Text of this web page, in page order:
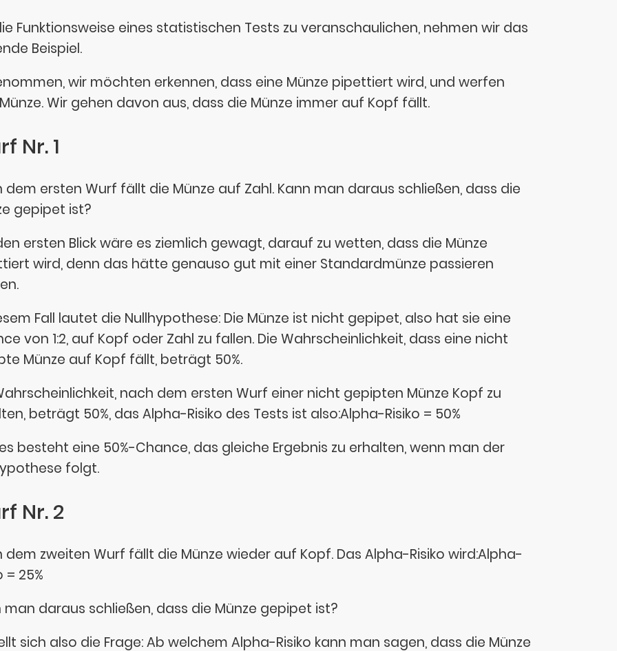
Funktionsweise eines statistischen Tests zu veranschaulichen, nehmen wir das
Beispiel.
wir möchten erkennen, dass eine Münze pipettiert wird, und werfen
Wir gehen davon aus, dass die Münze immer auf Kopf fällt.
Nr. 1
dem ersten Wurf fällt die Münze auf Zahl. Kann man daraus schließen, dass die
gepipet ist?
ersten Blick wäre es ziemlich gewagt, darauf zu wetten, dass die Münze
wird, denn das hätte genauso gut mit einer Standardmünze passieren
Fall lautet die Nullhypothese: Die Münze ist nicht gepipet, also hat sie eine
von 1:2, auf Kopf oder Zahl zu fallen. Die Wahrscheinlichkeit, dass eine nicht
Münze auf Kopf fällt, beträgt 50%.
nach dem ersten Wurf einer nicht gepipten Münze Kopf zu
beträgt 50%, das Alpha-Risiko des Tests ist also:Alpha-Risiko = 50%
es besteht eine 50%-Chance, das gleiche Ergebnis zu erhalten, wenn man der
folgt.
Nr. 2
dem zweiten Wurf fällt die Münze wieder auf Kopf. Das Alpha-Risiko wird:Alpha-
= 25%
man daraus schließen, dass die Münze gepipet ist?
sich also die Frage: Ab welchem Alpha-Risiko kann man sagen, dass die Münze